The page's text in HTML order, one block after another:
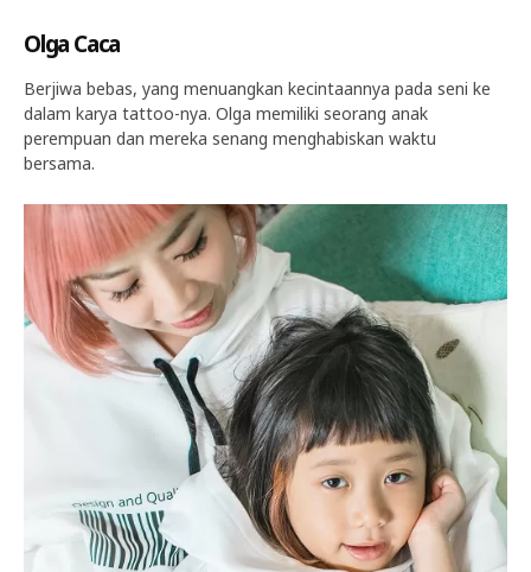
Olga Caca
Berjiwa bebas, yang menuangkan kecintaannya pada seni ke
dalam karya tattoo-nya. Olga memiliki seorang anak
perempuan dan mereka senang menghabiskan waktu
bersama.